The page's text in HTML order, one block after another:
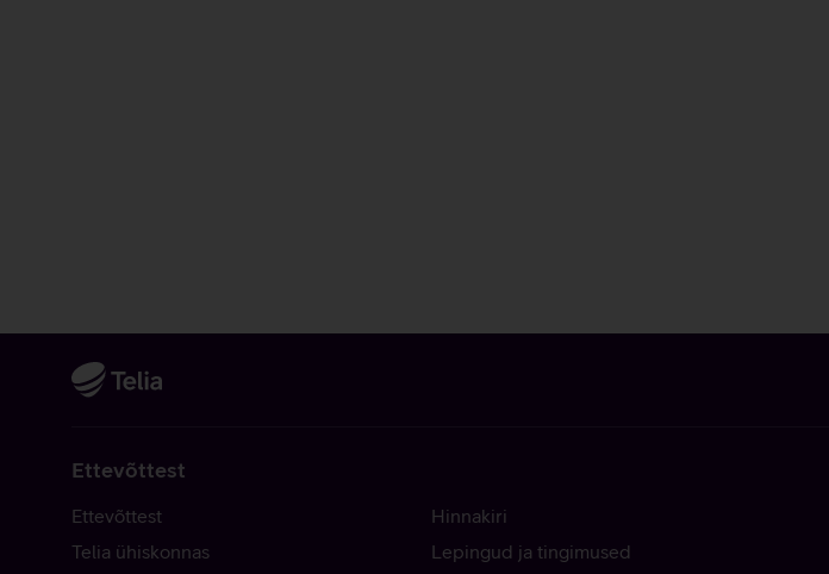
Ettevõttest
Ettevõttest
Telia ühiskonnas
Hinnakiri
Lepingud ja tingimused